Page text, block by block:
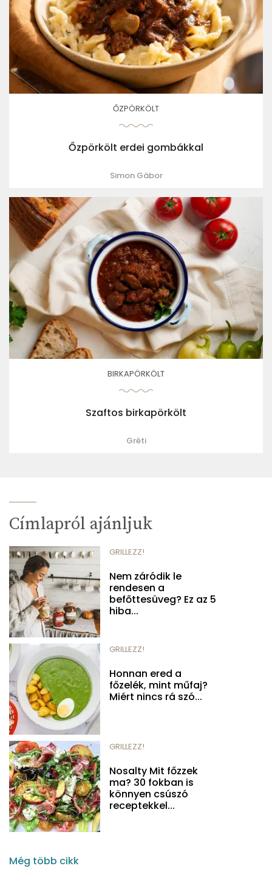
ŐZPÖRKÖLT
Őzpörkölt erdei gombákkal
Simon Gábor
BIRKAPÖRKÖLT
Szaftos birkapörkölt
Gréti
Címlapról ajánljuk
GRILLEZZ!
Nem záródik le
rendesen a
befőttesüveg? Ez az 5
hiba...
GRILLEZZ!
Honnan ered a
főzelék, mint műfaj?
Miért nincs rá szó...
GRILLEZZ!
Nosalty Mit főzzek
ma? 30 fokban is
könnyen csúszó
receptekkel...
Még több cikk